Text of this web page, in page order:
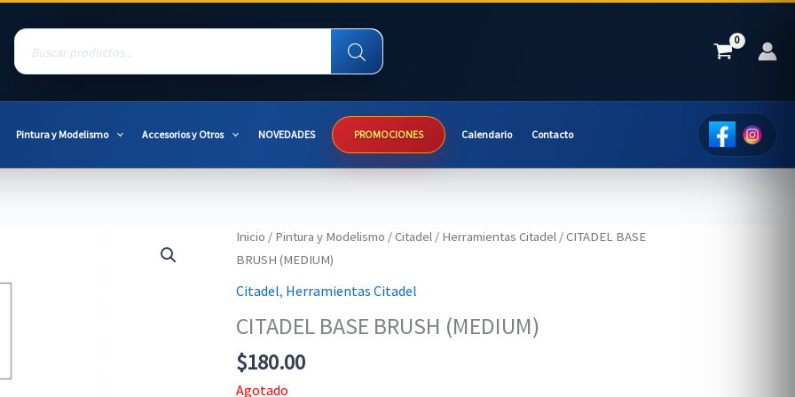
Products
search
Pintura y Modelismo Accesorios y Otros NOVEDADES PROMOCIONES Calendario Contacto
Inicio / Pintura y Modelismo /Citadel / Herramientas Citadel / CITADEL BASE
BRUSH (MEDIUM)
Citadel, Herramientas Citadel
CITADEL BASE BRUSH (MEDIUM)
$180.00
Agotado